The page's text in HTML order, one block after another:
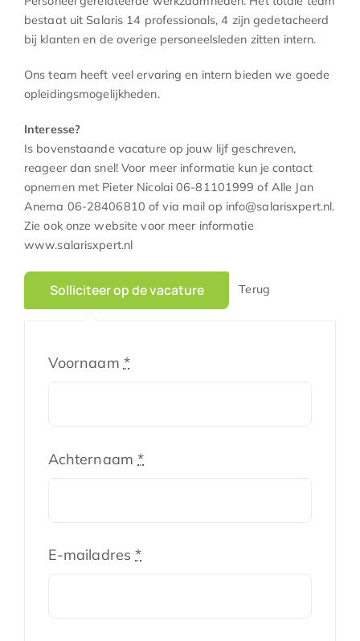
bestaat uit Salaris 14 professionals, 4 zijn gedetacheerd
bij klanten en de overige personeelsleden zitten intern.
Ons team heeft veel ervaring en intern bieden we goede
opleidingsmogelijkheden.
Interesse?
Is bovenstaande vacature op jouw lijf geschreven,
reageer dan snel! Voor meer informatie kun je contact
opnemen met Pieter Nicolai 06-81101999 of Alle Jan
Anema 06-28406810 of via mail op info@salarisxpert.nl.
Zie ook onze website voor meer informatie
www.salarisxpert.nl
Terug
Voornaam *
Achternaam*
E-mailadres*